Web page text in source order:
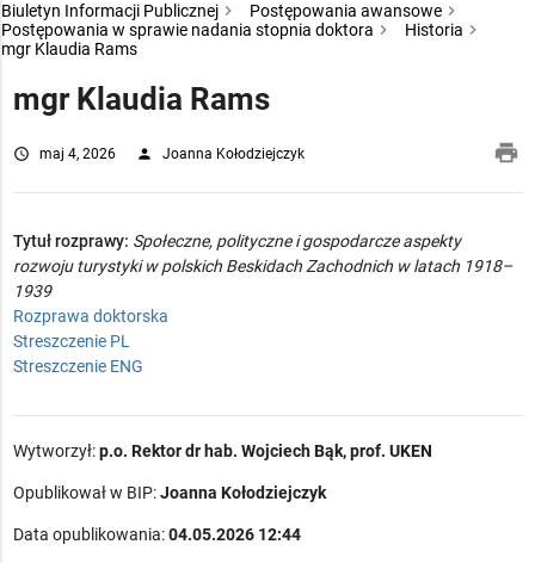
Biuletyn Informacji Publicznej
Postępowania awansowe
Postępowania w sprawie nadania stopnia doktora
Historia
mgr Klaudia Rams
mgr Klaudia Rams
access_time maj 4, 2026 person Joanna Kołodziejczyk
Tytuł rozprawy: Społeczne, polityczne i gospodarcze aspekty
rozwoju turystyki w polskich Beskidach Zachodnich w latach 1918–
1939
Rozprawa doktorska
Streszczenie PL
Streszczenie ENG
Wytworzył:p.o. Rektor dr hab. Wojciech Bąk, prof. UKEN
Opublikował w BIP:Joanna Kołodziejczyk
Data opublikowania:04.05.2026 12:44